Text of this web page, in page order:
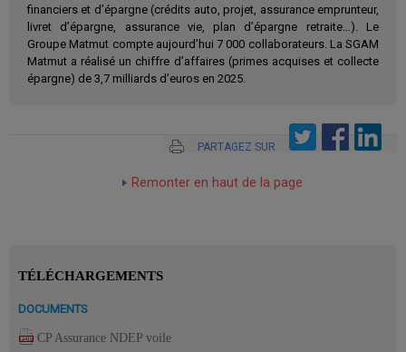
financiers et d’épargne (crédits auto, projet, assurance emprunteur,
livret d’épargne, assurance vie, plan d’épargne retraite…). Le
Groupe Matmut compte aujourd’hui 7 000 collaborateurs. La SGAM
Matmut a réalisé un chiffre d’affaires (primes acquises et collecte
épargne) de 3,7 milliards d’euros en 2025.
PARTAGEZ SUR
Remonter en haut de la page
TÉLÉCHARGEMENTS
DOCUMENTS
CP Assurance NDEP voile